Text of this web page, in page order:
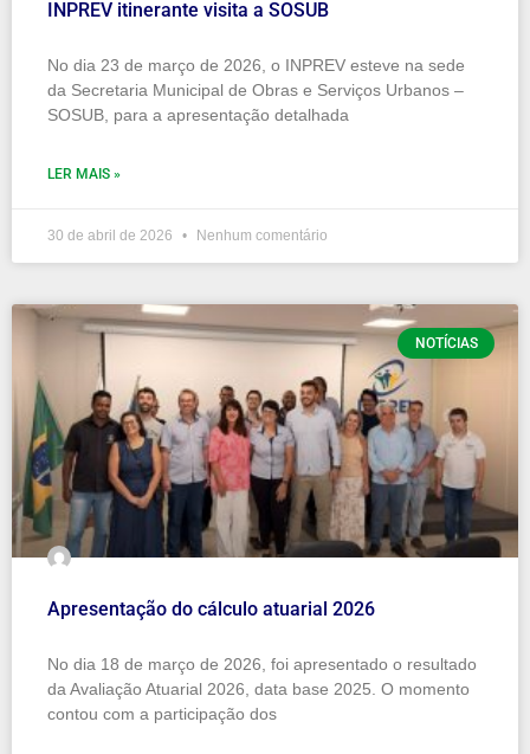
INPREV itinerante visita a SOSUB
No dia 23 de março de 2026, o INPREV esteve na sede
da Secretaria Municipal de Obras e Serviços Urbanos –
SOSUB, para a apresentação detalhada
LER MAIS »
30 de abril de 2026 Nenhum comentário
NOTÍCIAS
Apresentação do cálculo atuarial 2026
No dia 18 de março de 2026, foi apresentado o resultado
da Avaliação Atuarial 2026, data base 2025. O momento
contou com a participação dos